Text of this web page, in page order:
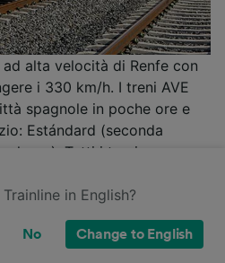
alta velocità di Renfe con
i 330 km/h. I treni AVE
spagnole in poche ore e
Estándard (seconda
classe). Tutti i treni
prese elettriche,
e carrozza ristorante. Tre
per viaggiare con AVE:
non offre la prenotazione
in English?
No Change to English